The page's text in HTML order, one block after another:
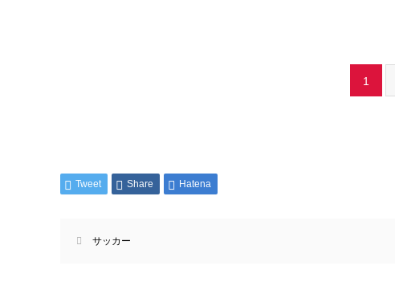
1
Tweet Share Hatena
サッカー